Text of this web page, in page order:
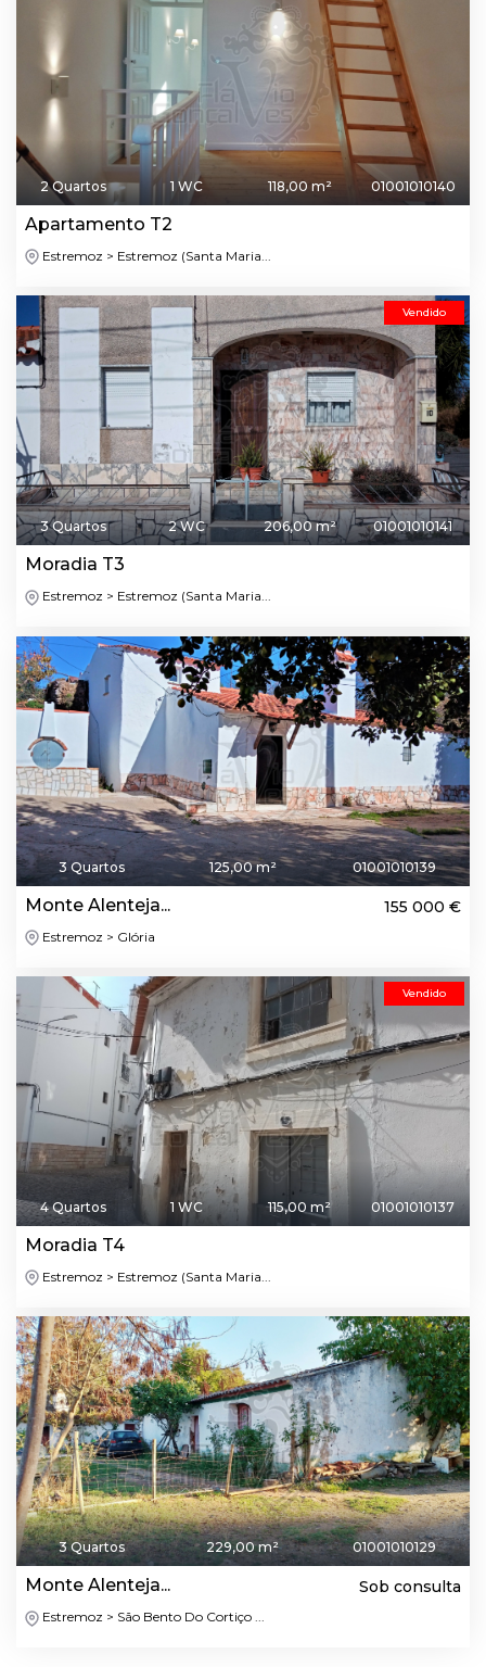
2 Quartos 1 WC 118,00 m² 01001010140
Apartamento T2
Estremoz > Estremoz (Santa Maria...
Vendido
3 Quartos 2 WC 206,00 m² 01001010141
Moradia T3
Estremoz > Estremoz (Santa Maria...
3 Quartos 125,00 m² 01001010139
Monte Alenteja... 155 000 €
Estremoz > Glória
Vendido
4 Quartos 1 WC 115,00 m² 01001010137
Moradia T4
Estremoz > Estremoz (Santa Maria...
3 Quartos 229,00 m² 01001010129
Monte Alenteja... Sob consulta
Estremoz > São Bento Do Cortiço ...